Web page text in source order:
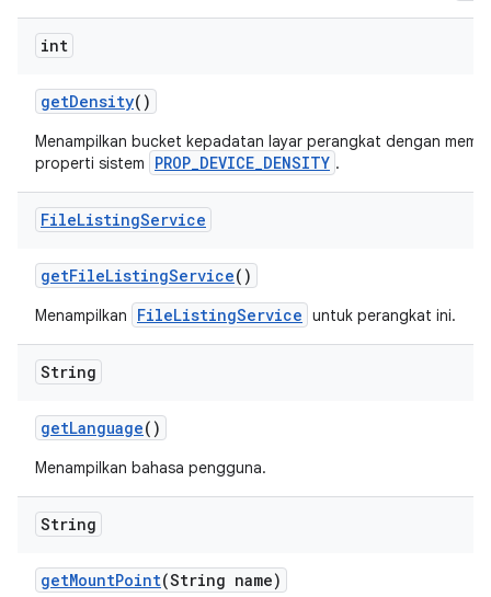
int
getDensity()
Menampilkan bucket kepadatan layar perangkat dengan
properti sistem
PROP_DEVICE_DENSITY .
FileListingService
getFileListingService()
Menampilkan FileListingService untuk perangkat ini.
String
getLanguage()
Menampilkan bahasa pengguna.
String
getMountPoint(String name)